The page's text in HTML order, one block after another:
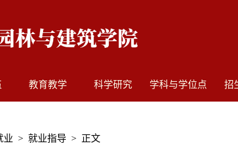
教育教学 科学研究 学科与学位点 招
业 > 就业指导 > 正文